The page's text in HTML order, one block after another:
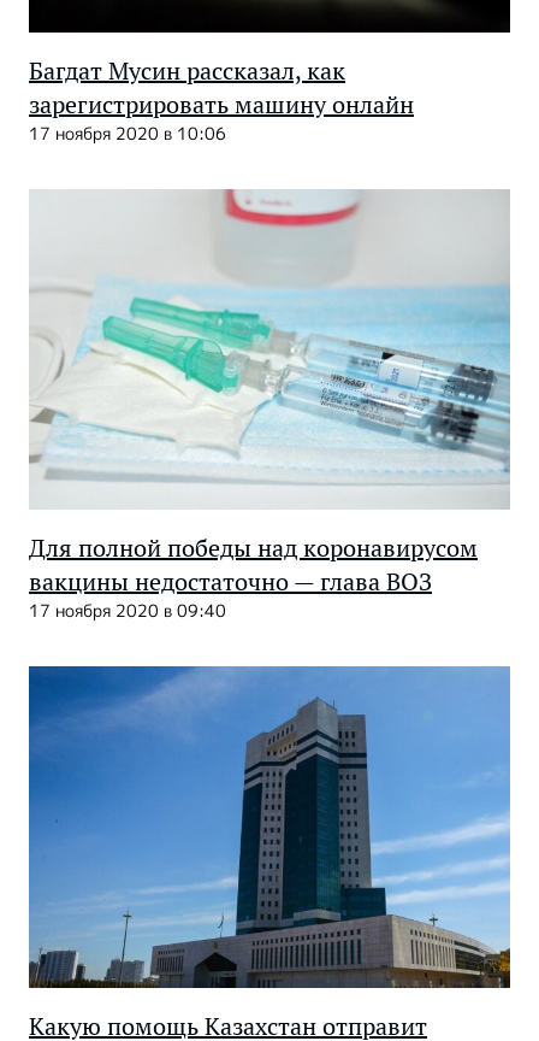
Багдат Мусин рассказал, как
зарегистрировать машину онлайн
17 ноября 2020 в 10:06
Для полной победы над коронавирусом
вакцины недостаточно — глава ВОЗ
17 ноября 2020 в 09:40
Какую помощь Казахстан отправит